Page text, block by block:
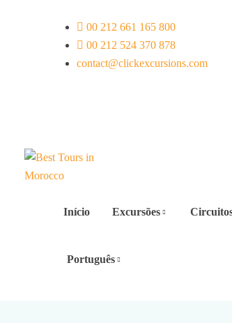
00 212 661 165 800
00 212 524 370 878
contact@clickexcursions.com
Início Excursões
Português